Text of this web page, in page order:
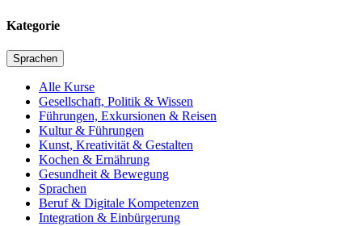
Kategorie
Sprachen
Alle Kurse
Gesellschaft, Politik & Wissen
Führungen, Exkursionen & Reisen
Kultur & Führungen
Kunst, Kreativität & Gestalten
Kochen & Ernährung
Gesundheit & Bewegung
Sprachen
Beruf & Digitale Kompetenzen
Integration & Einbürgerung